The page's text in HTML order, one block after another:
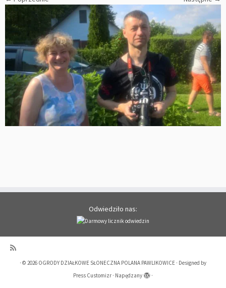
Odwiedziło nas:
· © 2026 OGRODY DZIAŁKOWE SŁONECZNA POLANA PAWLIKOWICE · Designed by
Press Customizr · Napędzany ·